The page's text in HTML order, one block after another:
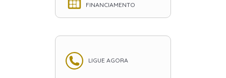
FINANCIAMENTO
LIGUE AGORA